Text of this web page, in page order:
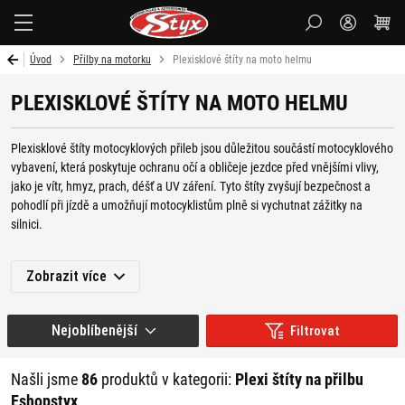
Úvod Přilby na motorku Plexisklové štíty na moto helmu
PLEXISKLOVÉ ŠTÍTY NA MOTO HELMU
Plexisklové štíty motocyklových přileb jsou důležitou součástí motocyklového
vybavení, která poskytuje ochranu očí a obličeje jezdce před vnějšími vlivy,
jako je vítr, hmyz, prach, déšť a UV záření. Tyto štíty zvyšují bezpečnost a
pohodlí při jízdě a umožňují motocyklistům plně si vychutnat zážitky na
silnici.
moto helmua péči o přilbu zajistí
Pro maximální bezpečnost a ještě lepší zážitek z jízdy je však velmi důležitý
vybavenínebo jinémoto kosmetikypro optimální péči o váš motocykl nebo
vybavení.
Zobrazit více
Filtrovat
Našli jsme 86 produktů v kategorii: Plexi štíty na přilbu
Eshopstyx
Nejoblíbenější